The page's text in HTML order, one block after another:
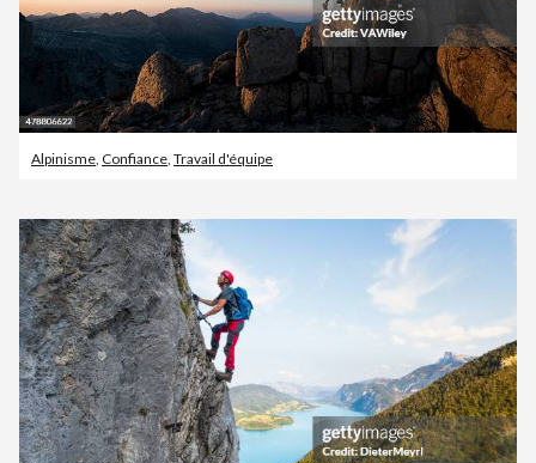
Alpinisme, Confiance, Travail d'équipe